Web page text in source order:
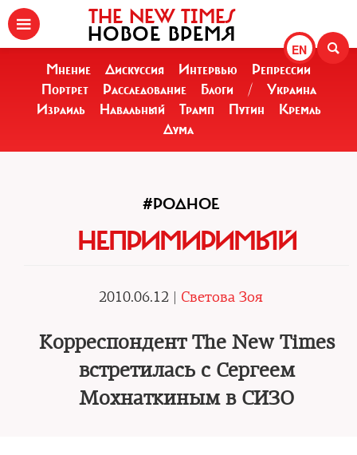
EN
THE NEW TIMES
НОВОЕ ВРЕМЯ
Мнение Дискуссия Интервью
Репрессии
Портрет
Расследование Блоги /
Украина
Израиль
Навальный Трамп Путин
Кремль
Дума
#РОДНОЕ
НЕПРИМИРИМЫЙ
2010.06.12 | Светова Зоя
Корреспондент The New Times
встретилась с Сергеем
Мохнаткиным в СИЗО